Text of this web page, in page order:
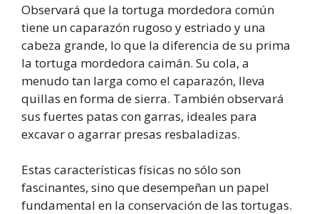
Observará que la tortuga mordedora común
tiene un caparazón rugoso y estriado y una
cabeza grande, lo que la diferencia de su prima
la tortuga mordedora caimán. Su cola, a
menudo tan larga como el caparazón, lleva
quillas en forma de sierra. También observará
sus fuertes patas con garras, ideales para
excavar o agarrar presas resbaladizas.
Estas características físicas no sólo son
fascinantes, sino que desempeñan un papel
fundamental en la conservación de las tortugas.